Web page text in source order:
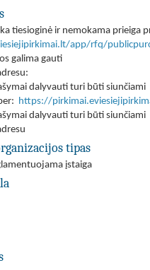
tiesioginė ir nemokama prieiga
app/rfq/
galima gauti
dalyvauti turi būti siunčiami
https://
dalyvauti turi būti siunčiami
tipas
įstaiga